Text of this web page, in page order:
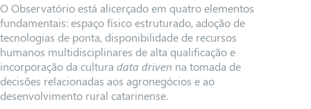
O Observatório está alicerçado em quatro elementos
fundamentais: espaço físico estruturado, adoção de
tecnologias de ponta, disponibilidade de recursos
humanos multidisciplinares de alta qualificação e
incorporação da cultura data driven na tomada de
decisões relacionadas aos agronegócios e ao
desenvolvimento rural catarinense.